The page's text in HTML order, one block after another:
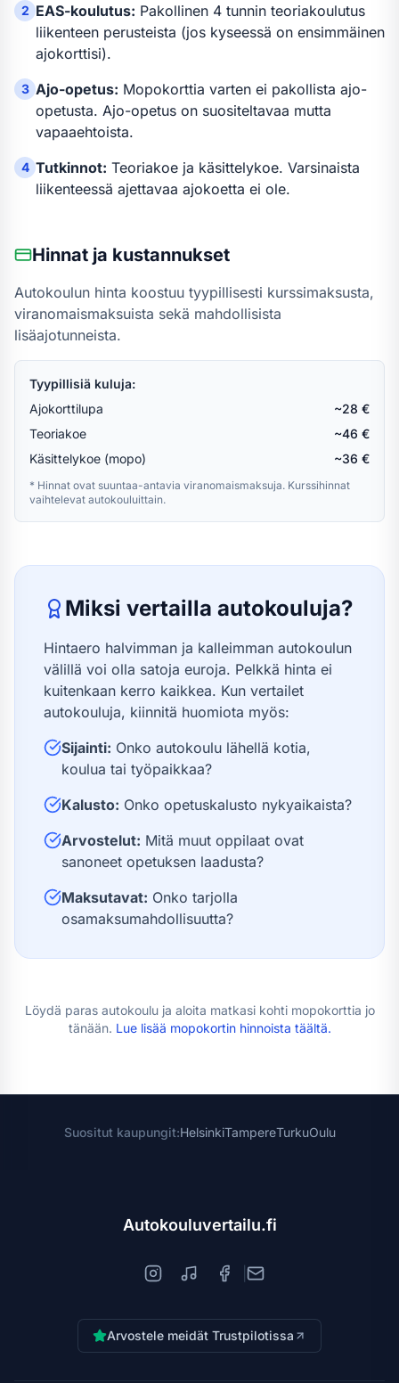
2 EAS-koulutus: Pakollinen 4 tunnin teoriakoulutus
liikenteen perusteista (jos kyseessä on ensimmäinen
ajokorttisi).
3 Ajo-opetus: Mopokorttia varten ei pakollista ajo-
opetusta. Ajo-opetus on suositeltavaa mutta
vapaaehtoista.
4 Tutkinnot: Teoriakoe ja käsittelykoe. Varsinaista
liikenteessä ajettavaa ajokoetta ei ole.
Hinnat ja kustannukset
Autokoulun hinta koostuu tyypillisesti kurssimaksusta,
viranomaismaksuista sekä mahdollisista
lisäajotunneista.
Tyypillisiä kuluja:
Ajokorttilupa
~28 €
Teoriakoe
~46 €
Käsittelykoe (mopo)
~36 €
* Hinnat ovat suuntaa-antavia viranomaismaksuja. Kurssihinnat
vaihtelevat autokouluittain.
Miksi vertailla autokouluja?
Hintaero halvimman ja kalleimman autokoulun
välillä voi olla satoja euroja. Pelkkä hinta ei
kuitenkaan kerro kaikkea. Kun vertailet
autokouluja, kiinnitä huomiota myös:
Sijainti: Onko autokoulu lähellä kotia,
koulua tai työpaikkaa?
Kalusto: Onko opetuskalusto nykyaikaista?
Arvostelut: Mitä muut oppilaat ovat
sanoneet opetuksen laadusta?
Maksutavat: Onko tarjolla
osamaksumahdollisuutta?
Löydä paras autokoulu ja aloita matkasi kohti mopokorttia jo
tänään. Lue lisää mopokortin hinnoista täältä.
Suositut kaupungit:HelsinkiTampereTurkuOulu
Autokouluvertailu.fi
Arvostele meidät Trustpilotissa